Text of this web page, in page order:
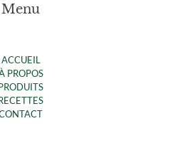
Menu
ACCUEIL
PROPOS